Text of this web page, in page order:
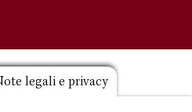
legali e privacy